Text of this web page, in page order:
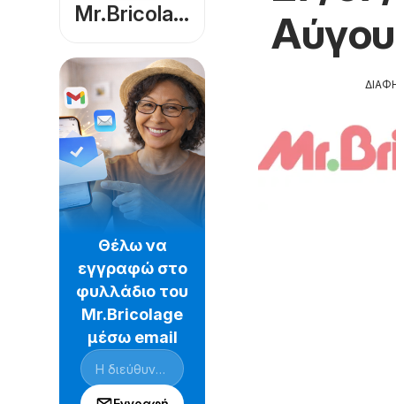
Mr.Bricolage
Θέλω να
εγγραφώ στο
φυλλάδιο του
Mr.Bricolage
μέσω email